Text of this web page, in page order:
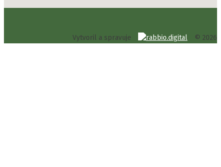
Vytvoril a spravuje © 2026